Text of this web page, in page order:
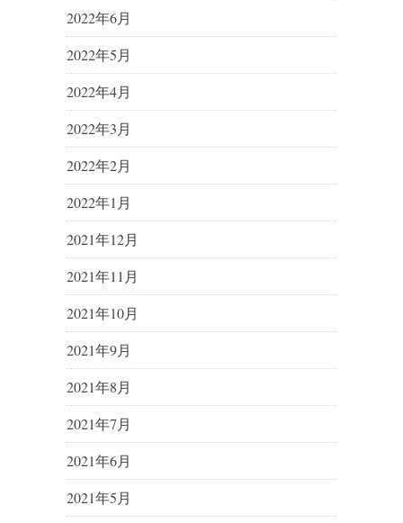
2022年6月
2022年5月
2022年4月
2022年3月
2022年2月
2022年1月
2021年12月
2021年11月
2021年10月
2021年9月
2021年8月
2021年7月
2021年6月
2021年5月